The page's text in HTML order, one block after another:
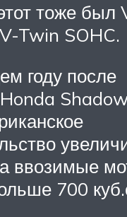
тоже был
Twin SOHC.
году после
ввозимые
700